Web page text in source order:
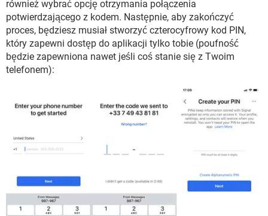
również wybrać opcję otrzymania połączenia
potwierdzającego z kodem. Następnie, aby zakończyć
proces, będziesz musiał stworzyć czterocyfrowy kod PIN,
który zapewni dostęp do aplikacji tylko tobie (poufność
będzie zapewniona nawet jeśli coś stanie się z Twoim
telefonem):